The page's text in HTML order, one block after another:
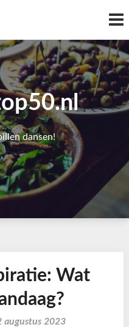
dansen!
Wat
augustus 2023